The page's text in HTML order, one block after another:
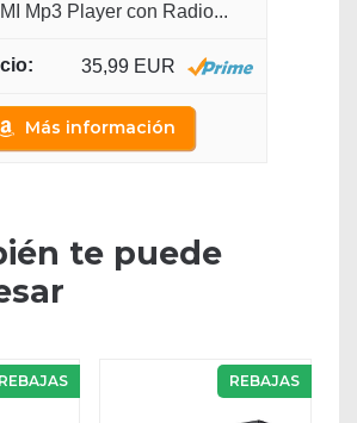
Mp3 Player con Radio...
35,99 EUR
Más información
te puede
REBAJAS REBAJAS